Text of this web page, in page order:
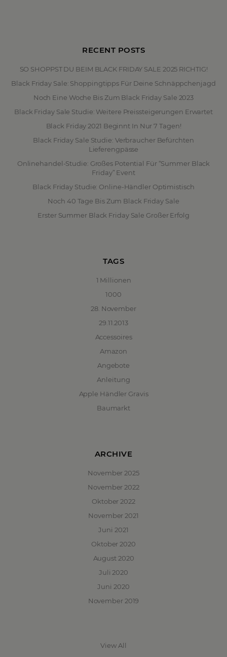
RECENT POSTS
SO SHOPPST DU BEIM BLACK FRIDAY SALE 2025 RICHTIG!
Black Friday Sale: Shoppingtipps Für Deine Schnäppchenjagd
Noch Eine Woche Bis Zum Black Friday Sale 2023
Black Friday Sale Studie: Weitere Preissteigerungen Erwartet
Black Friday 2021 Beginnt In Nur 7 Tagen!
Black Friday Sale Studie: Verbraucher Befürchten
Lieferengpässe
Onlinehandel-Studie: Großes Potential Für “Summer Black
Friday” Event
Black Friday Studie: Online-Händler Optimistisch
Noch 40 Tage Bis Zum Black Friday Sale
Erster Summer Black Friday Sale Großer Erfolg
TAGS
1 Millionen
1000
28. November
29.11.2013
Accessoires
Amazon
Angebote
Anleitung
Apple Händler Gravis
Baumarkt
ARCHIVE
November 2025
November 2022
Oktober 2022
November 2021
Juni 2021
Oktober 2020
August 2020
Juli 2020
Juni 2020
November 2019
View All